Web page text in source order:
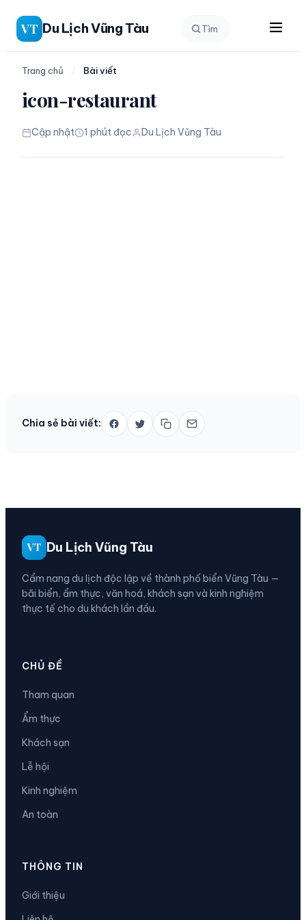
Chuyển
đến
phần
dung
VT Du Lịch Vũng Tàu Tìm
Trang chủ / Bài viết
icon-restaurant
Cập nhật 1 phút đọc Du Lịch Vũng Tàu
Chia sẻ bài viết:
VT Du Lịch Vũng Tàu
Cẩm nang du lịch độc lập về thành phố biển Vũng Tàu —
bãi biển, ẩm thực, văn hoá, khách sạn và kinh nghiệm
thực tế cho du khách lần đầu.
CHỦ ĐỀ
Tham quan
Ẩm thực
Khách sạn
Lễ hội
Kinh nghiệm
An toàn
THÔNG TIN
Giới thiệu